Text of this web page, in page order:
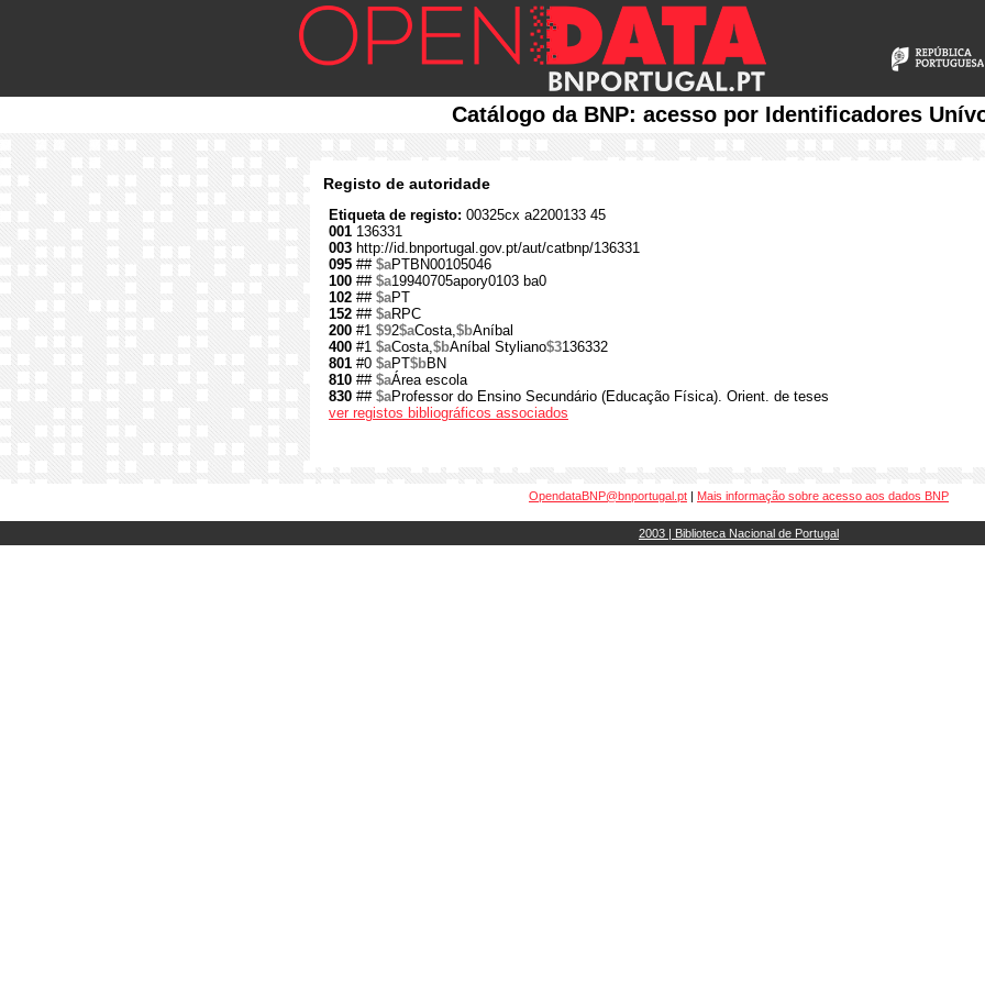
Catálogo da BNP: acesso por Identificadores
Registo de autoridade
Etiqueta de registo: 00325cx a2200133 45
001 136331
003 http://id.bnportugal.gov.pt/aut/catbnp/136331
095 ## $aPTBN00105046
100 ## $a19940705apory0103 ba0
102 ## $aPT
152 ## $aRPC
200 #1 $92$aCosta,$bAníbal
400 #1 $aCosta,$bAníbal Styliano$3136332
801 #0 $aPT$bBN
810 ## $aÁrea escola
830 ## $aProfessor do Ensino Secundário (Educação Física). Orient. de teses
ver registos bibliográficos associados
OpendataBNP@bnportugal.pt | Mais informação sobre acesso aos dados BNP
2003 | Biblioteca Nacional de Portugal